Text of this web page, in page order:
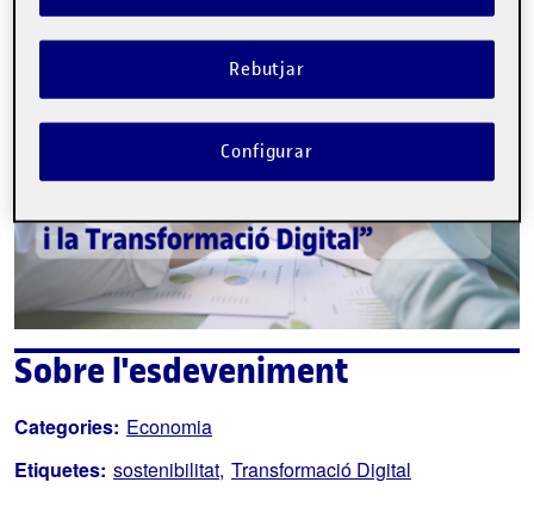
Sobre l'esdeveniment
Categories: Economia
Etiquetes: sostenibilitat Transformació Digital
Rebutjar
Configurar